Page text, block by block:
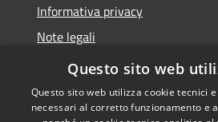
Informativa privacy
Note legali
Dichiarazione di accessibilità
Questo sito web
Questo sito web utilizza cookie tecnici
necessari al corretto funzionamento e